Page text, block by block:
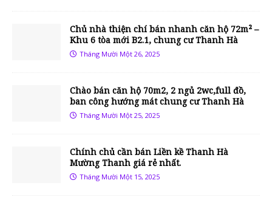
Chủ nhà thiện chí bán nhanh căn hộ 72m² –
Khu 6 tòa mới B2.1, chung cư Thanh Hà
Tháng Mười Một 26, 2025
Chào bán căn hộ 70m2, 2 ngủ 2wc,full đồ,
ban công hướng mát chung cư Thanh Hà
Tháng Mười Một 25, 2025
Chính chủ cần bán Liền kề Thanh Hà
Mường Thanh giá rẻ nhất.
Tháng Mười Một 15, 2025